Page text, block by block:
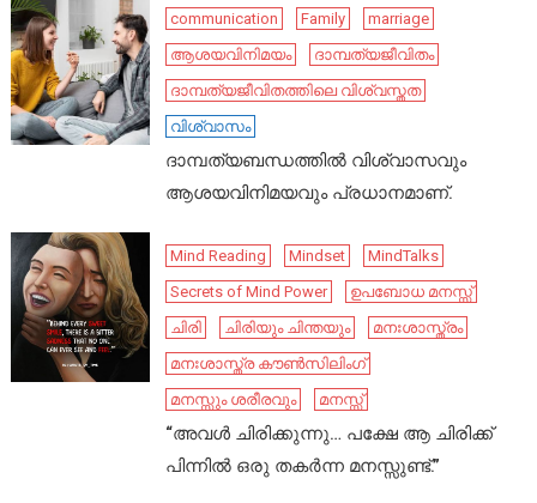
communication Family
marriage
ആശയവിനിമയം
ദാമ്പത്യജീവിതം
ദാമ്പത്യജീവിതത്തിലെ വിശ്വസ്തത
വിശ്വാസം
ദാമ്പത്യബന്ധത്തിൽ വിശ്വാസവും
ആശയവിനിമയവും പ്രധാനമാണ്.
Mind Reading Mindset
MindTalks
Secrets of Mind Power
ഉപബോധ മനസ്സ്
ചിരി
ചിരിയും ചിന്തയും
മനഃശാസ്ത്രം
മനഃശാസ്ത്ര കൗൺസിലിംഗ്
മനസ്സും ശരീരവും
മനസ്സ്
“അവൾ ചിരിക്കുന്നു… പക്ഷേ ആ ചിരിക്ക്
പിന്നിൽ ഒരു തകർന്ന മനസ്സുണ്ട്.”